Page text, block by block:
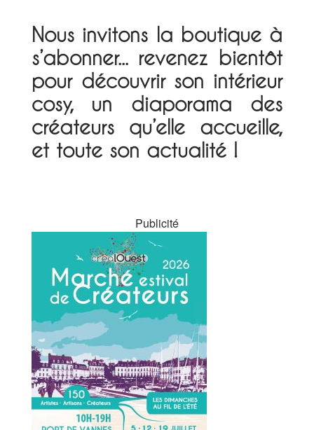
Nous invitons la boutique à
s’abonner... revenez bientôt
pour découvrir son intérieur
cosy, un diaporama des
créateurs qu’elle accueille,
et toute son actualité !
Publicité